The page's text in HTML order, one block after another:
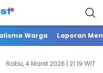
Warga Laporan
Rabu, 4 Maret 2026 | 21:19 WIT